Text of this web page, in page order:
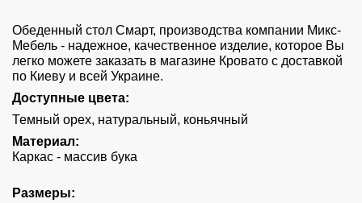
Обеденный стол Смарт, производства компании Микс-
Мебель - надежное, качественное изделие, которое Вы
легко можете заказать в магазине Кровато с доставкой
по Киеву и всей Украине.
Доступные цвета:
Темный орех, натуральный, коньячный
Материал:
Каркас - массив бука
Размеры: